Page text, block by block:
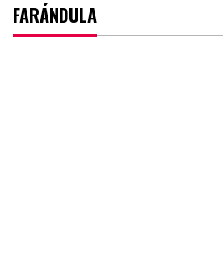
FARÁNDULA